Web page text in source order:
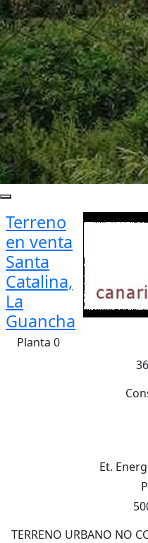
Terreno
en venta
Santa
Catalina,
La
Guancha
Planta 0
Et.
TERRENO URBANO NO